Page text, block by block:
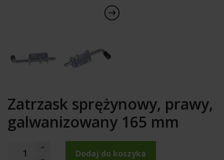
Zatrzask sprężynowy, prawy,
galwanizowany 165 mm
Dodaj do koszyka